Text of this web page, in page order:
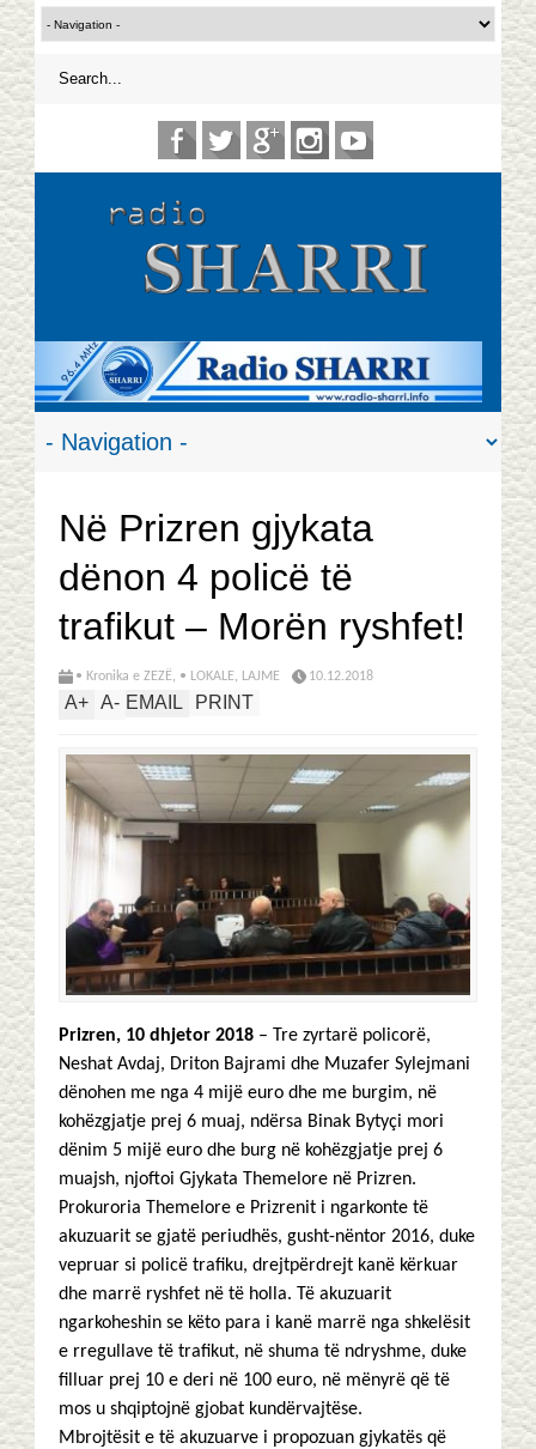
Në Prizren gjykata
dënon 4 policë të
trafikut – Morën ryshfet!
• Kronika e ZEZË, • LOKALE, LAJME 10.12.2018
A+ A- EMAIL PRINT
Prizren, 10 dhjetor 2018 – Tre zyrtarë policorë,
Neshat Avdaj, Driton Bajrami dhe Muzafer Sylejmani
dënohen me nga 4 mijë euro dhe me burgim, në
kohëzgjatje prej 6 muaj, ndërsa Binak Bytyçi mori
dënim 5 mijë euro dhe burg në kohëzgjatje prej 6
muajsh, njoftoi Gjykata Themelore në Prizren.
Prokuroria Themelore e Prizrenit i ngarkonte të
akuzuarit se gjatë periudhës, gusht-nëntor 2016, duke
vepruar si policë trafiku, drejtpërdrejt kanë kërkuar
dhe marrë ryshfet në të holla. Të akuzuarit
ngarkoheshin se këto para i kanë marrë nga shkelësit
e rregullave të trafikut, në shuma të ndryshme, duke
filluar prej 10 e deri në 100 euro, në mënyrë që të
mos u shqiptojnë gjobat kundërvajtëse.
Mbrojtësit e të akuzuarve i propozuan gjykatës që